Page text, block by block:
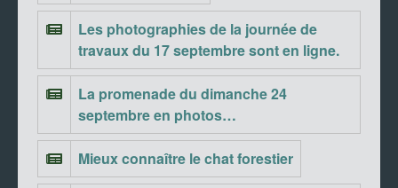
Les photographies de la journée de
travaux du 17 septembre sont en ligne.
La promenade du dimanche 24
septembre en photos…
Mieux connaître le chat forestier